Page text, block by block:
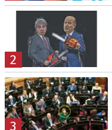
2
3